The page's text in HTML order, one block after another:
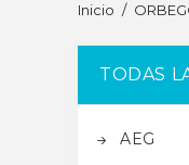
Inicio
TODAS
AEG